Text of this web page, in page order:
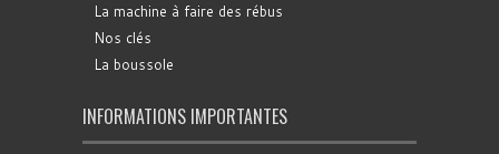
La machine à faire des rébus
Nos clés
La boussole
INFORMATIONS IMPORTANTES